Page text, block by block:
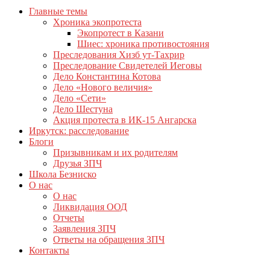
Главные темы
Хроника экопротеста
Экопротест в Казани
Шиес: хроника противостояния
Преследования Хизб ут-Тахрир
Преследование Свидетелей Иеговы
Дело Константина Котова
Дело «Нового величия»
Дело «Сети»
Дело Шестуна
Акция протеста в ИК-15 Ангарска
Иркутск: расследование
Блоги
Призывникам и их родителям
Друзья ЗПЧ
Школа Безниско
О нас
О нас
Ликвидация ООД
Отчеты
Заявления ЗПЧ
Ответы на обращения ЗПЧ
Контакты